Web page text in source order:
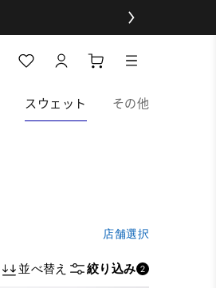
スウェット その他
店舗選択
並べ替え 絞り込み 2